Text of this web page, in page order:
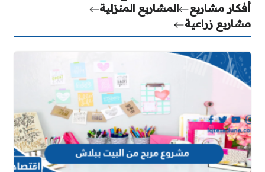
أفكار مشاريع
المشاريع المنزلية
مشاريع زراعية